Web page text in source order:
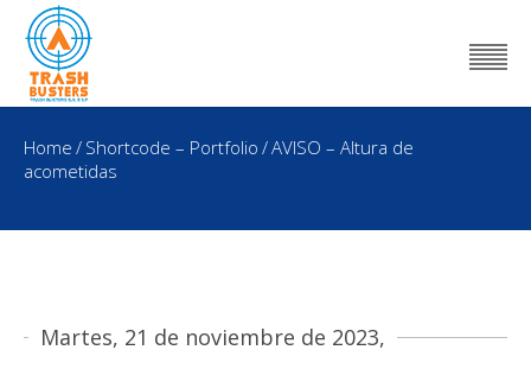
Home / Shortcode – Portfolio /AVISO – Altura de
acometidas
Martes, 21 de noviembre de 2023,